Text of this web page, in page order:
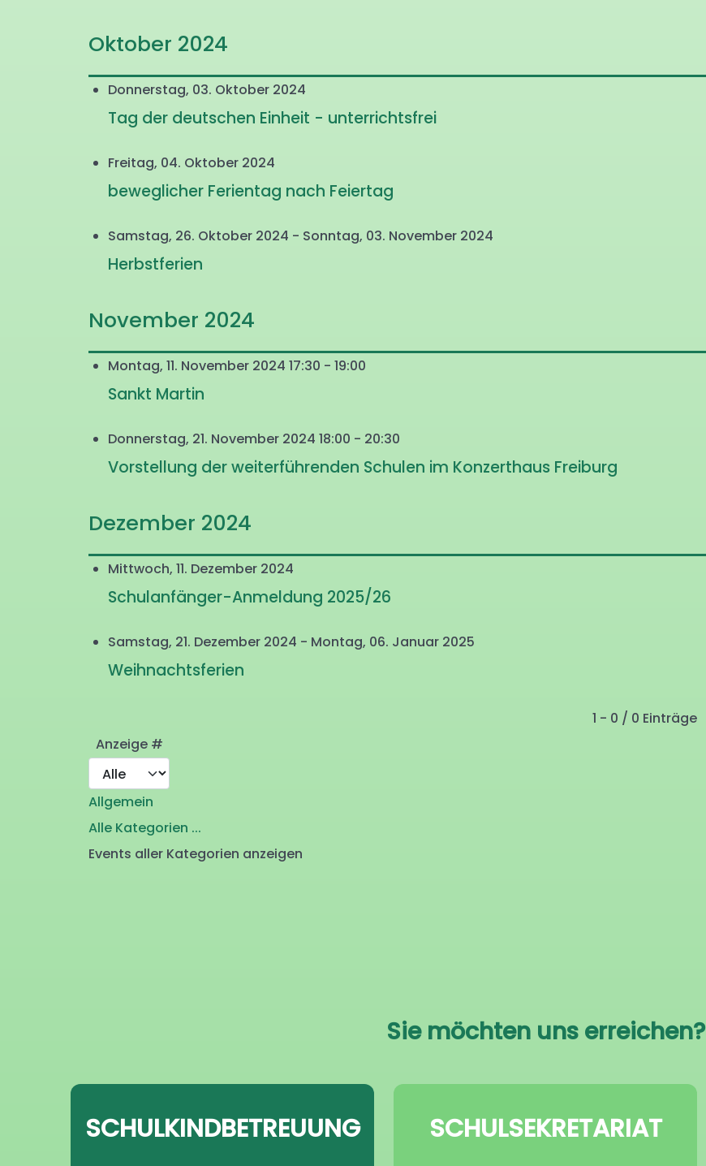
Oktober 2024
Donnerstag, 03. Oktober 2024
Tag der deutschen Einheit - unterrichtsfrei
Freitag, 04. Oktober 2024
beweglicher Ferientag nach Feiertag
Samstag, 26. Oktober 2024 - Sonntag, 03. November 2024
Herbstferien
November 2024
Montag, 11. November 2024 17:30 - 19:00
Sankt Martin
Donnerstag, 21. November 2024 18:00 - 20:30
Vorstellung der weiterführenden Schulen im Konzerthaus Freiburg
Dezember 2024
Mittwoch, 11. Dezember 2024
Schulanfänger-Anmeldung 2025/26
Samstag, 21. Dezember 2024 - Montag, 06. Januar 2025
Weihnachtsferien
1 - 0 / 0 Einträge
Anzeige #
Allgemein
Alle Kategorien ...
Events aller Kategorien anzeigen
Sie möchten uns erreichen?
SCHULKINDBETREUUNG SCHULSEKRETARIAT